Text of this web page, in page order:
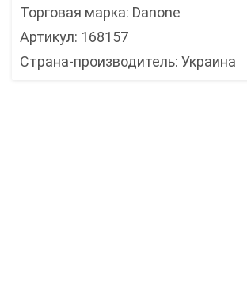
Торговая марка: Danone
Артикул: 168157
Страна-производитель: Украина